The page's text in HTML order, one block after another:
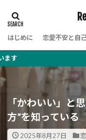
はじめに 恋愛不安と自
「かわいい」と
方”を知っている
2025年8月27日